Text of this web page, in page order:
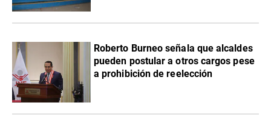
Roberto Burneo señala que alcaldes
pueden postular a otros cargos pese
a prohibición de reelección